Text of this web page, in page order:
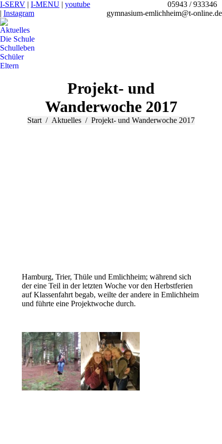
I-SERV | I-MENU | youtube
| Instagram
05943 / 933346
gymnasium-emlichheim@t-online.de
Aktuelles
Die Schule
Schulleben
Schüler
Eltern
Projekt- und
Wanderwoche 2017
Sie befinden sich hier:
Start Aktuelles Projekt- und Wanderwoche 2017
Hamburg, Trier, Thüle und Emlichheim; während sich
der eine Teil in der letzten Woche vor den Herbstferien
auf Klassenfahrt begab, weilte der andere in Emlichheim
und führte eine Projektwoche durch.